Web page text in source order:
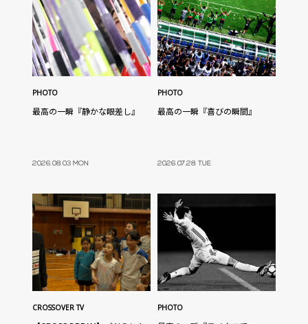
PHOTO
最高の一瞬『静かな眼差し』
2026.08.03 MON
PHOTO
最高の一瞬『喜びの瞬間』
2026.07.28 TUE
CROSSOVER TV PHOTO